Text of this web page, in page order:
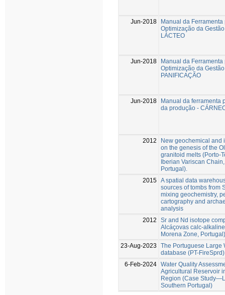
Jun-2018
Manual da Ferramenta
Optimização da
LÁCTEO
Jun-2018
Manual da Ferramenta
Optimização da
PANIFICAÇÃO
Jun-2018
Manual da ferramenta
da produção -
2012
New geochemical and
on the genesis of the
granitoid melts (Porto-
Iberian Variscan
Portugal).
2015 A spatial data
sources of tombs from
mixing geochemistry,
cartography and
analysis
2012
Sr and Nd isotope
Alcáçovas calc-
Morena Zone, Portugal)
23-Aug-2023
The Portuguese Large
database (PT-FireSprd)
6-Feb-2024 Water Quality
Agricultural Reservoir
Region (Case
Southern Portugal)